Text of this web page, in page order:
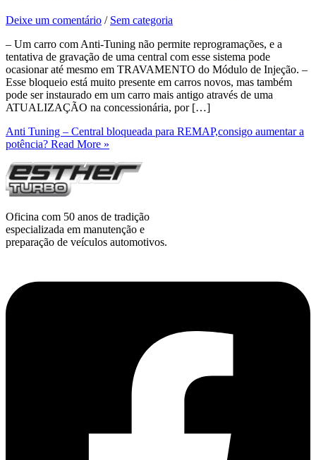
Deixe um comentário / Sem categoria
– Um carro com Anti-Tuning não permite reprogramações, e a
tentativa de gravação de uma central com esse sistema pode
ocasionar até mesmo em TRAVAMENTO do Módulo de Injeção. –
Esse bloqueio está muito presente em carros novos, mas também
pode ser instaurado em um carro mais antigo através de uma
ATUALIZAÇÃO na concessionária, por […]
Anti Tuning – Central bloqueada para REMAP,consigo aumentar a
potência? Read More »
Oficina com 50 anos de tradição
especializada em manutenção e
preparação de veículos automotivos.